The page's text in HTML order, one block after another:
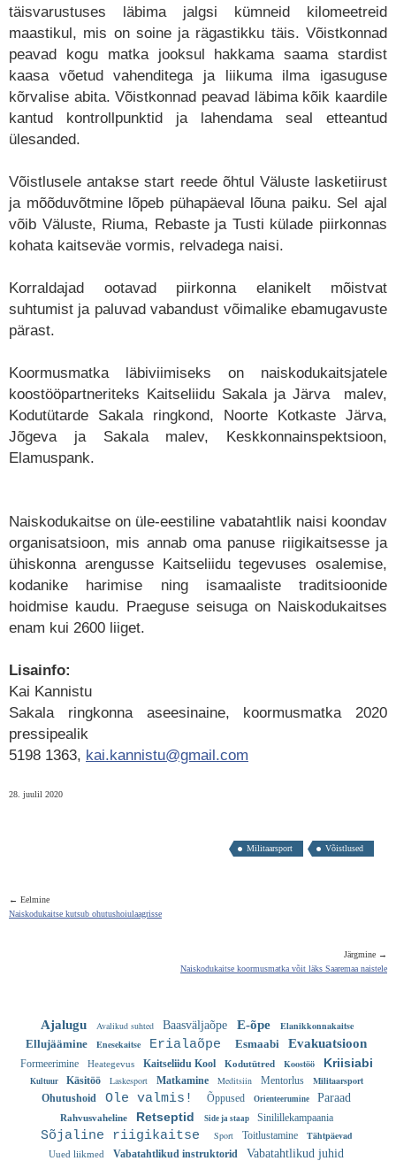
täisvarustuses läbima jalgsi kümneid kilomeetreid
maastikul, mis on soine ja rägastikku täis. Võistkonnad
peavad kogu matka jooksul hakkama saama stardist
kaasa võetud vahenditega ja liikuma ilma igasuguse
kõrvalise abita. Võistkonnad peavad läbima kõik kaardile
kantud kontrollpunktid ja lahendama seal etteantud
ülesanded.
Võistlusele antakse start reede õhtul Väluste lasketiirust
ja mõõduvõtmine lõpeb pühapäeval lõuna paiku. Sel ajal
võib Väluste, Riuma, Rebaste ja Tusti külade piirkonnas
kohata kaitseväe vormis, relvadega naisi.
Korraldajad ootavad piirkonna elanikelt mõistvat
suhtumist ja paluvad vabandust võimalike ebamugavuste
pärast.
Koormusmatka läbiviimiseks on naiskodukaitsjatele
koostööpartneriteks Kaitseliidu Sakala ja Järva malev,
Kodutütarde Sakala ringkond, Noorte Kotkaste Järva,
Jõgeva ja Sakala malev, Keskkonnainspektsioon,
Elamuspank.
Naiskodukaitse on üle-eestiline vabatahtlik naisi koondav
organisatsioon, mis annab oma panuse riigikaitsesse ja
ühiskonna arengusse Kaitseliidu tegevuses osalemise,
kodanike harimise ning isamaaliste traditsioonide
hoidmise kaudu. Praeguse seisuga on Naiskodukaitses
enam kui 2600 liiget.
Lisainfo:
Kai Kannistu
Sakala ringkonna aseesinaine, koormusmatka 2020
pressipealik
5198 1363, kai.kannistu@gmail.com
28. juulil 2020
Militaarsport Võistlused
← Eelmine
Naiskodukaitse kutsub ohutushoiulaagrisse
Järgmine →
Naiskodukaitse koormusmatka võit läks Saaremaa naistele
Ajalugu Avalikud suhted Baasväljaõpe E-õpe Elanikkonnakaitse
Ellujäämine Enesekaitse Erialaõpe Esmaabi Evakuatsioon
Formeerimine Heategevus Kaitseliidu Kool Kodutütred Koostöö Kriisiabi
Kultuur Käsitöö Laskesport Matkamine Meditsiin Mentorlus
Militaarsport
Ohutushoid
Ole valmis! Õppused Orienteerumine Paraad
Rahvusvaheline Retseptid Side ja staap Sinilillekampaania
Sõjaline riigikaitse Sport Toitlustamine Tähtpäevad
Uued liikmed Vabatahtlikud instruktorid Vabatahtlikud juhid